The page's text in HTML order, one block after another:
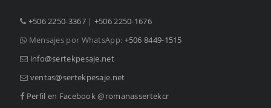
+506 2250-3367 | +506 2250-1676
Mensajes por WhatsApp: +506 8449-1515
info@sertekpesaje.net
ventas@sertekpesaje.net
Perfil en Facebook @romanassertekcr